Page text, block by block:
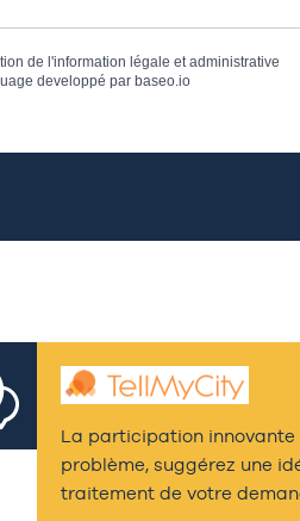
de l'information légale et administrative
developpé par baseo.io
La participation innovante
problème, suggérez une
traitement de votre